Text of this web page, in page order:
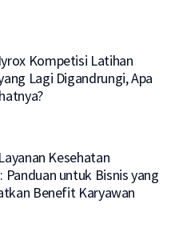
Kompetisi Latihan
Lagi Digandrungi, Apa
Kesehatan
Panduan untuk Bisnis yang
Benefit Karyawan